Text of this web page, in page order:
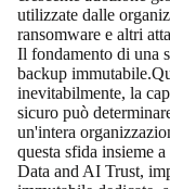
utilizzate dalle
ransomware e altri
Il fondamento di una
backup
inevitabilmente, la
sicuro può
un'intera
questa sfida insieme a
Data and AI Trust,